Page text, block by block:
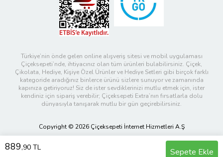
889,90 TL Sepete Ekle
Türkiye’nin önde gelen online alışveriş sitesi ve mobil uygulaması
Çiçeksepeti’nde, ihtiyacınız olan tüm ürünleri bulabilirsiniz. Çiçek,
Çikolata, Hediye, Kişiye Özel Ürünler ve Hediye Setleri gibi birçok farklı
kategoride aradığınız binlerce ürünü sizlere sunuyor ve zamanında
kapınıza getiriyoruz! Siz de ister sevdiklerinizi mutlu etmek için, ister
kendiniz için sipariş verebilir; Çiçeksepeti Extra’nın fırsatlarla dolu
dünyasıyla tanışarak mutlu bir gün geçirebilirsiniz.
Copyright © 2026 Çiçeksepeti İnternet Hizmetleri A.Ş